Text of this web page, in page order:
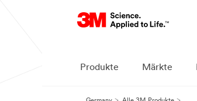
Produkte Märkte